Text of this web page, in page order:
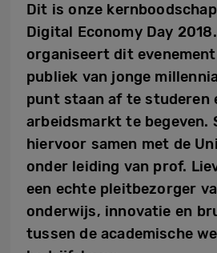
Dit is onze
Digital Economy Day 2018.
organiseert dit
publiek van jonge
punt staan af te studeren
arbeidsmarkt te begeven.
hiervoor samen met de
onder leiding van prof.
een echte pleitbezorger
onderwijs, innovatie en
tussen de academische